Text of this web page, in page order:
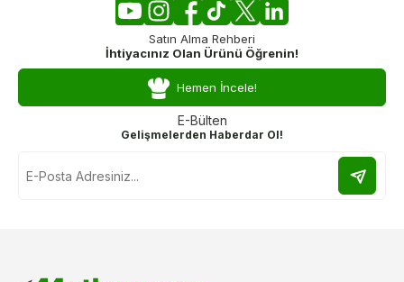
Satın Alma Rehberi
İhtiyacınız Olan Ürünü Öğrenin!
Hemen İncele!
E-Bülten
Gelişmelerden Haberdar Ol!